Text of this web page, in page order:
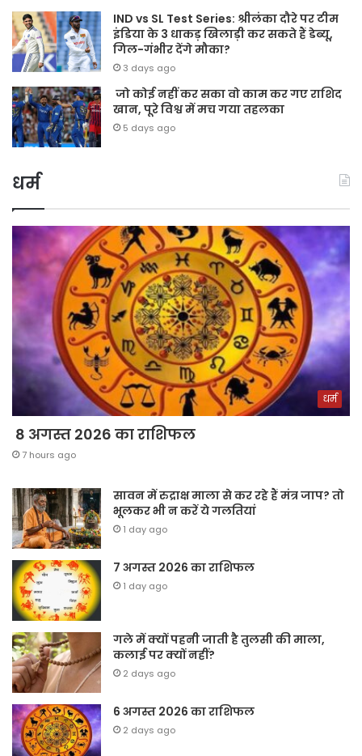
IND vs SL Test Series: श्रीलंका दौरे पर टीम
इंडिया के 3 धाकड़ खिलाड़ी कर सकते हैं डेब्यू,
गिल-गंभीर देंगे मौका?
3 days ago
जो कोई नहीं कर सका वो काम कर गए राशिद
खान, पूरे विश्व में मच गया तहलका
5 days ago
धर्म
धर्म
8 अगस्त 2026 का राशिफल
7 hours ago
सावन में रुद्राक्ष माला से कर रहे हैं मंत्र जाप? तो
भूलकर भी न करें ये गलतियां
1 day ago
7 अगस्त 2026 का राशिफल
1 day ago
गले में क्यों पहनी जाती है तुलसी की माला,
कलाई पर क्यों नहीं?
2 days ago
6 अगस्त 2026 का राशिफल
2 days ago